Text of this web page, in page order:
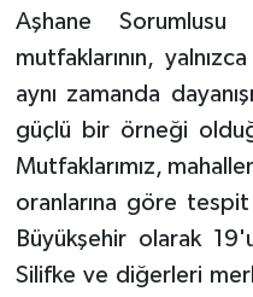
Aşhane
mutfaklarının,
aynı zamanda
güçlü bir örneği
Mutfaklarımız,
oranlarına göre
Büyükşehir olarak
Silifke ve diğerleri